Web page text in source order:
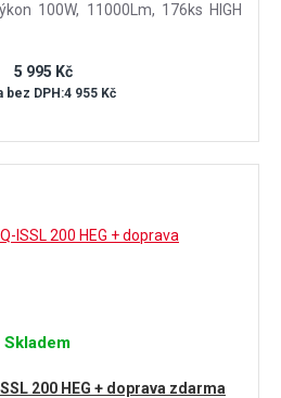
100W, 11000Lm, 176ks HIGH
5 995 Kč
bez DPH:4 955 Kč
Skladem
200 HEG + doprava zdarma